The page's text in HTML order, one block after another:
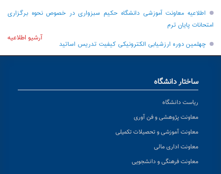
اطلاعیه معاونت آموزشی دانشگاه حکیم سبزواری در خصوص نحوه برگزاری
امتحانات پایان ترم
چهلمین دوره ارزشیابی الکترونیکی کیفیت تدریس اساتید
آرشیو اطلاعیه
ساختار دانشگاه
ریاست دانشگاه
معاونت پژوهشی و فن آوری
معاونت آموزشی و تحصیلات تکمیلی
معاونت اداری مالی
معاونت فرهنگی و دانشجویی